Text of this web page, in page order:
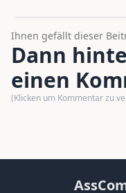
Ihnen gefällt dieser
Dann
einen
(Klicken um Kommentar zu